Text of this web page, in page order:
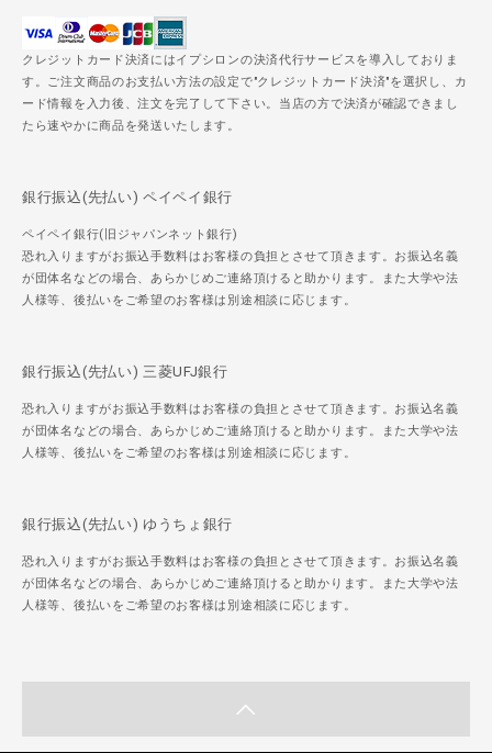
クレジットカード決済にはイプシロンの決済代行サービスを導入しておりま
す。ご注文商品のお支払い方法の設定で"クレジットカード決済"を選択し、カ
ード情報を入力後、注文を完了して下さい。当店の方で決済が確認できまし
たら速やかに商品を発送いたします。
銀行振込(先払い) ペイペイ銀行
ペイペイ銀行(旧ジャパンネット銀行)
恐れ入りますがお振込手数料はお客様の負担とさせて頂きます。お振込名義
が団体名などの場合、あらかじめご連絡頂けると助かります。また大学や法
人様等、後払いをご希望のお客様は別途相談に応じます。
銀行振込(先払い) 三菱UFJ銀行
恐れ入りますがお振込手数料はお客様の負担とさせて頂きます。お振込名義
が団体名などの場合、あらかじめご連絡頂けると助かります。また大学や法
人様等、後払いをご希望のお客様は別途相談に応じます。
銀行振込(先払い) ゆうちょ銀行
恐れ入りますがお振込手数料はお客様の負担とさせて頂きます。お振込名義
が団体名などの場合、あらかじめご連絡頂けると助かります。また大学や法
人様等、後払いをご希望のお客様は別途相談に応じます。